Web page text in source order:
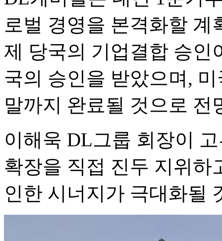
로벌 경영을 본격화할 계
제 당국의 기업결합 승인
국의 승인을 받았으며,
말까지 완료될 것으로 전
이해욱 DL그룹 회장이
확장을 직접 진두 지위하
인한 시너지가 극대화될